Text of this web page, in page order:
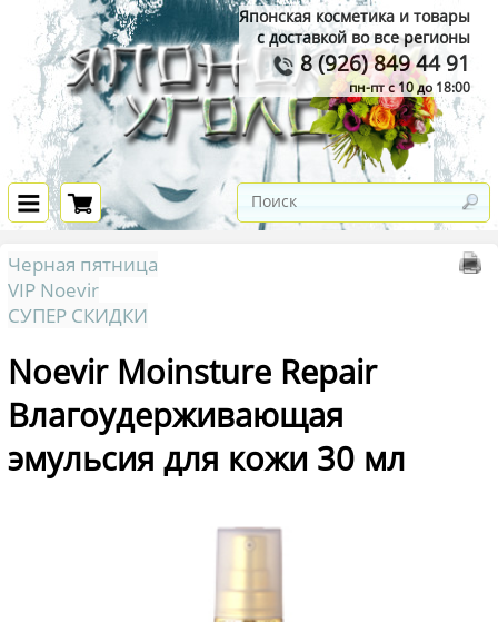
Японская косметика и товары
с доставкой во все регионы
8 (926) 849 44 91
пн-пт с 10 до 18:00
Черная пятница
VIP Noevir
СУПЕР СКИДКИ
Noevir Moinsture Repair
Влагоудерживающая
эмульсия для кожи 30 мл